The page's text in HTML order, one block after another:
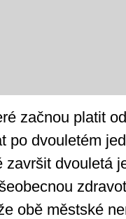
začnou platit
po dvouletém
završit dvouletá
obě městské